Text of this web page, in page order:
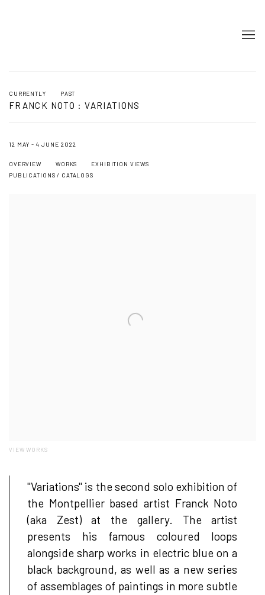
CURRENTLY PAST
FRANCK NOTO : VARIATIONS
12 MAY - 4 JUNE 2022
OVERVIEW WORKS
EXHIBITION VIEWS
PUBLICATIONS / CATALOGS
VIEW WORKS
"Variations" is the second solo exhibition of
the Montpellier based artist Franck Noto
(aka Zest) at the gallery. The artist
presents his famous coloured loops
alongside sharp works in electric blue on a
black background, as well as a new series
of assemblages of paintings in more subtle